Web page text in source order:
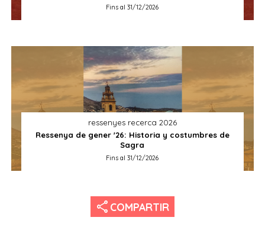
Fins al 31/12/2026
ressenyes recerca 2026
Ressenya de gener '26: Historia y costumbres de
Sagra
Fins al 31/12/2026
share COMPARTIR